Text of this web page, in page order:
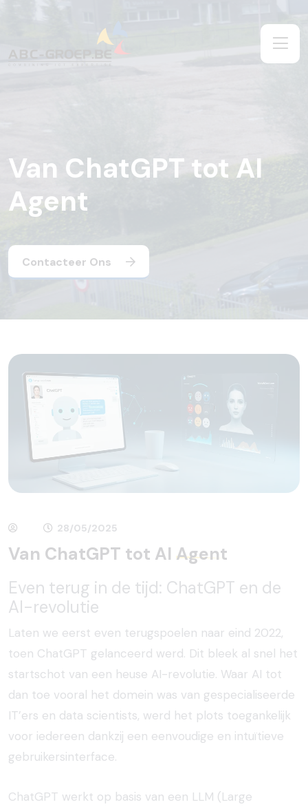
Van ChatGPT tot AI
Agent
Contacteer Ons
28/05/2025
Van ChatGPT tot AI Agent
Even terug in de tijd: ChatGPT en de
AI-revolutie
Laten we eerst even terugspoelen naar eind 2022,
toen ChatGPT gelanceerd werd. Dit bleek al snel het
startschot van een heuse AI-revolutie. Waar AI tot
dan toe vooral het domein was van gespecialiseerde
IT’ers en data scientists, werd het plots toegankelijk
voor iedereen dankzij een eenvoudige en intuïtieve
gebruikersinterface.
ChatGPT werkt op basis van een LLM (Large